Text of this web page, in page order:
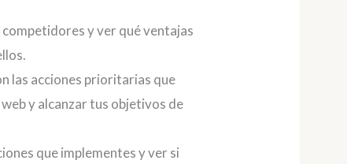
y ver qué ventajas
las acciones prioritarias que
y alcanzar tus objetivos de
que implementes y ver si